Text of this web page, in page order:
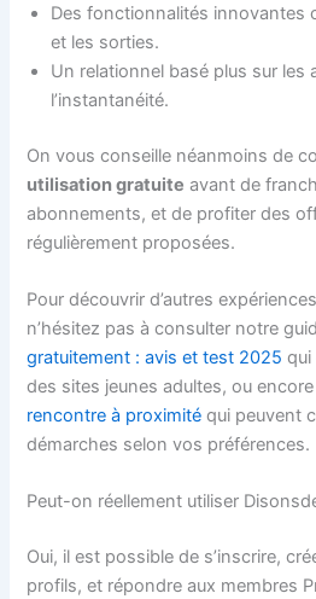
Des fonctionnalités innovantes
et les sorties.
Un relationnel basé plus sur les
l’instantanéité.
On vous conseille néanmoins de
utilisation gratuite avant de
abonnements, et de profiter des
régulièrement proposées.
Pour découvrir d’autres
n’hésitez pas à consulter notre
gratuitement : avis et test 2025 qui
des sites jeunes adultes, ou encore
rencontre à proximité qui peuvent
démarches selon vos préférences.
Peut-on réellement utiliser
Oui, il est possible de s’inscrire,
profils, et répondre aux membres